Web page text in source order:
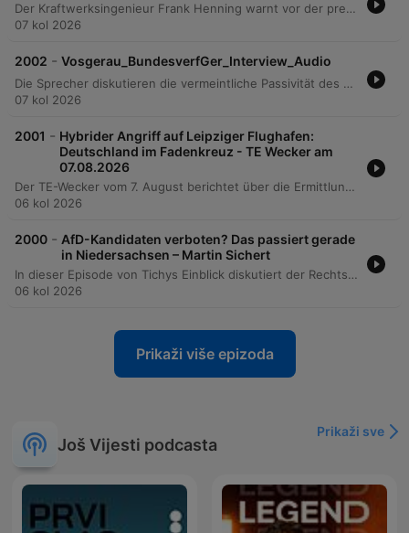
Der Kraftwerksingenieur Frank Henning warnt vor der prekären Lage der deutschen Energieversorgung, insbesondere durch niedrige Gasspeicherfüllstände und die Risiken einer Gasmangellage. Er kritisiert die Folgen der Energiewende, wie den Ausstieg aus Kohle- und Kernkraft sowie regulatorische Hürden durch das Energieeffizienzgesetz, welche die Versorgungssicherheit und den Industriestandort gefährden könnten. Zudem diskutiert er die negativen Auswirkungen der aktuellen Energiestrategie, einschließlich bürokratischer Hürden durch das Energiedeckelgesetz und der wirtschaftlichen Belastung durch entschädigungslose Abschaltungen. Henning problematisiert den Ausbau erneuerbarer Energien aufgrund von Lastspitzen und fehlenden Speichermöglichkeiten sowie die politische Abhängigkeit von Lobbyinteressen.
07 kol 2026
2002 - Vosgerau_BundesverfGer_Interview_Audio
Die Sprecher diskutieren die vermeintliche Passivität des Bundesverfassungsgerichts gegenüber Grundrechtseingriffen durch staatliche und europäische Institutionen, wobei Themen wie Unregelmäßigkeiten bei der Bundestagswahl, das EU-Sanktionsregime und die Chatkontrolle thematisiert werden. Zudem wird die schwindende Macht des Gerichts und des Bundestages im Kontext der europäischen Integration analysiert, insbesondere im Hinblick auf die Abgabe von Kompetenzen an die Exekutive und die Rolle des Gerichts bei der Prüfung der Vereinbarkeit von Europarecht mit der deutschen Verfassung.
07 kol 2026
2001 - Hybrider Angriff auf Leipziger Flughafen:
Deutschland im Fadenkreuz - TE Wecker am
07.08.2026
Der TE-Wecker vom 7. August berichtet über die Ermittlungen der Bundesanwaltschaft zu einer Sprengstoffdrohne am Flughafen Leipzig-Halle und das damit verbundene hybride Anschlagsszenario. In der politischen Landschaft erreicht die AfD neue Höchstwerte im Deutschland-Trend, während die Union auf historisch niedrige Werte fällt. Zudem thematisiert die Sendung die geplanten Enteignungen durch die Berliner Linkspartei sowie die zunehmenden bürokratischen Hürden durch die neue EU-Verpackungsverordnung. Ein weiterer Schwerpunkt liegt auf der Verwundbarkeit der deutschen Infrastruktur, insbesondere bei Wasserwegen und dem Schienengüterverkehr. Abschließend werden die wirtschaftlichen Auswirkungen der Energiewende beleuchtet, wobei die sinkende Verfügbarkeit von Sonnenenergie und die Diskrepanz zwischen installierter Windleistung und tatsächlicher Stromproduktion kritisch hinterfragt werden.
06 kol 2026
2000 - AfD-Kandidaten verboten? Das passiert gerade
in Niedersachsen – Martin Sichert
In dieser Episode von Tichys Einblick diskutiert der Rechtsanwalt und AfD-Politiker Dr. Christian Wirth die Ausschlussentscheidungen von AfD-Abgeordneten Martin Sichert und Joachim Paul von Kommunalwahlen in Niedersachsen und Rheinland-Pfalz. Das Gespräch thematisiert den Vorwurf einer gezielten „Lex AfD“, bei der kommunale Wahlausschüsse auf Basis von Verfassungsschutzgutachten und Richtlinien des Innenministeriums die Kandidatur verweigern. Wirth kritisiert die mangelnde Möglichkeit zum sofortigen Rechtsschutz sowie die Rolle der Exekutive bei der Beeinflussung der Wahlzulassung und stellt die Vereinbarkeit dieser Maßnahmen mit den demokratischen Grundsätzen des Grundgesetzes in Frage.
06 kol 2026
Prikaži više epizoda
Još Vijesti podcasta
Prikaži sve